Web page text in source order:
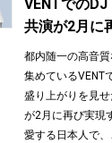
VENTでの
共演が2月に
都内随一の高音
集めているVENT
盛り上がりを見
が2月に再び実現
愛する日本人で、